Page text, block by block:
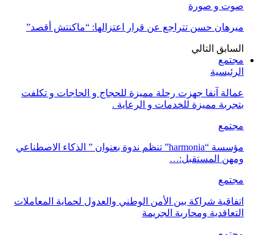
صوت و صورة
ميرهان حسن تتراجع عن قرار اعتزالها: “ماكنتش أقصد”
السابق التالي
مجتمع
الرئيسية
عمالة آنفا جهزت رحلة مميزة للحجاج و الحاجات و تكلفت
بتجربة مميزة للخدمات و الرعاية .
مجتمع
مؤسسة “harmonia” تنظم ندوة بعنوان ” الذكاء الاصطناعي
ومهن المستقبل:…
مجتمع
اتفاقية شراكة بين الأمن الوطني والعدول لحماية المعاملات
التعاقدية ومحاربة الجريمة